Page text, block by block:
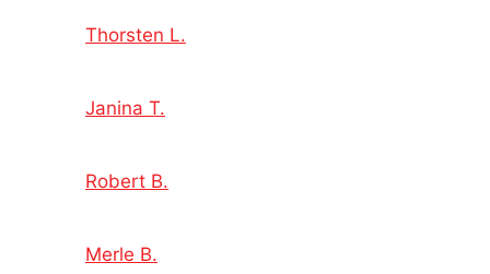
Thorsten L.
Janina T.
Robert B.
Merle B.